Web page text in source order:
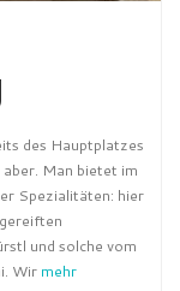
des Hauptplatzes
Man bietet im
Spezialitäten: hier
und solche vom
Wir mehr